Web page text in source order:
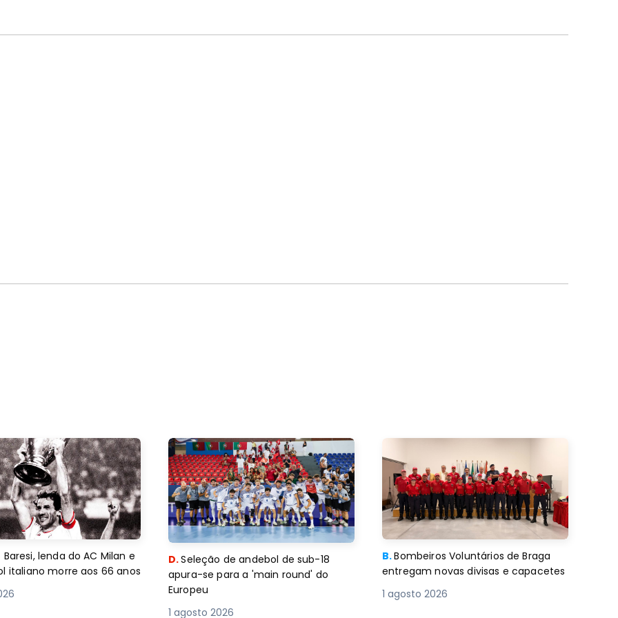
Baresi, lenda do AC Milan e
italiano morre aos 66 anos
D.Seleção de andebol de sub-18
apura-se para a 'main round' do
Europeu
1 agosto 2026
B.Bombeiros Voluntários de Braga
entregam novas divisas e capacetes
1 agosto 2026